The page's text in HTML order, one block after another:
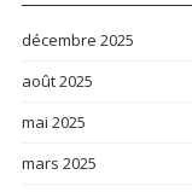
décembre 2025
août 2025
mai 2025
mars 2025